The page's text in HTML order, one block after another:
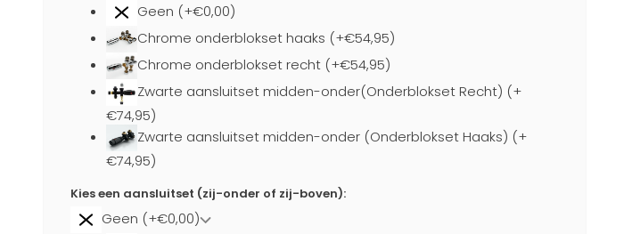
Geen (+€0,00)
Chrome onderblokset haaks (+€54,95)
Chrome onderblokset recht (+€54,95)
Zwarte aansluitset midden-onder(Onderblokset Recht) (+
€74,95)
Zwarte aansluitset midden-onder (Onderblokset Haaks) (+
€74,95)
Kies een aansluitset (zij-onder of zij-boven):
Geen (+€0,00)